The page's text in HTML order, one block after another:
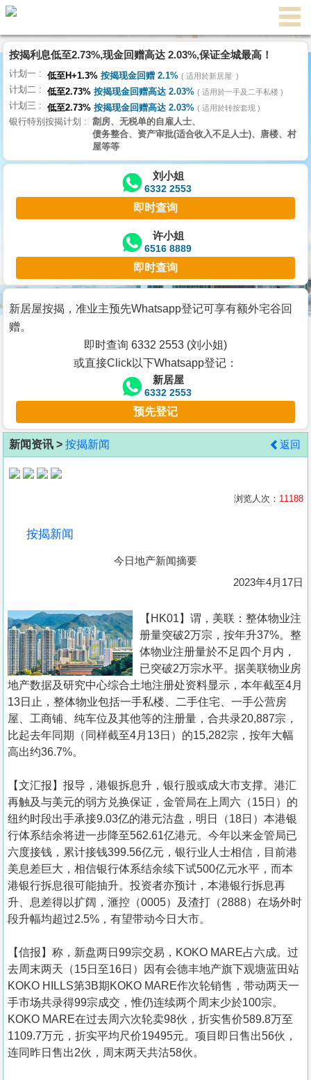
理
主
页
搵
楼/
交
业
主
宅
谷
按
客
地
产
置
业
手
册
关
於
我
们
按揭利息低至2.73%,现金回赠高达 2.03%,保证全城最高！
计划一 低至H+1.3% 按揭现金回赠 2.1% 适用於新居屋
计划二 低至2.73% 按揭现金回赠高达 2.03% 适用於一手及二手私楼
计划三 低至2.73% 按揭现金回赠高达 2.03% 适用於转按套现
银行特别按揭计划
劏房、无税单的自雇人士、
债务整合、资产审批(适合收入不足人士)、唐楼、村
屋等等
刘小姐
6332 2553
即时查询
许小姐
6516 8889
即时查询
新居屋按揭，准业主预先Whatsapp登记可享有额外宅谷回
赠。
即时查询 6332 2553 (刘小姐)
或直接Click以下Whatsapp登记：
新居屋
6332 2553
预先登记
新闻资讯 > 按揭新闻 返回
浏览人次： 11188
按揭新闻
今日地产新闻摘要
2023年4月17日
【HK01】谓，美联：整体物业注
册量突破2万宗，按年升37%。整
体物业注册量於不足四个月内，
已突破2万宗水平。据美联物业房
地产数据及研究中心综合土地注册处资料显示，本年截至4月
13日止，整体物业包括一手私楼、二手住宅、一手公营房
屋、工商铺、纯车位及其他等的注册量，合共录20,887宗，
比起去年同期（同样截至4月13日）的15,282宗，按年大幅
高出约36.7%。
【文汇报】报导，港银拆息升，银行股或成大市支撑。港汇
再触及与美元的弱方兑换保证，金管局在上周六（15日）的
纽约时段出手承接9.03亿的港元沽盘，明日（18日）本港银
行体系结余将进一步降至562.61亿港元。今年以来金管局已
六度接钱，累计接钱399.56亿元，银行业人士相信，目前港
美息差巨大，相信银行体系结余续下试500亿元水平，而本
港银行拆息很可能抽升。投资者亦预计，本港银行拆息再
升、息差得以扩阔，滙控（0005）及渣打（2888）在场外时
段升幅均超过2.5%，有望带动今日大市。
【信报】称，新盘两日99宗交易，KOKO MARE占六成。过
去周末两天（15日至16日）因有会德丰地产旗下观塘蓝田站
KOKO HILLS第3B期KOKO MARE作次轮销售，带动两天一
手市场共录得99宗成交，惟仍连续两个周末少於100宗。
KOKO MARE在过去周六次轮卖98伙，折实售价589.8万至
1109.7万元，折实平均尺价19495元。项目即日售出56伙，
连同昨日售出2伙，周末两天共沽58伙。